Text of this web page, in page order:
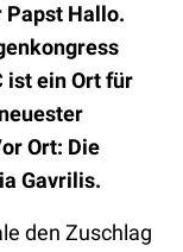
Papst Hallo.
ist ein Ort für
Ort: Die
Gavrilis.
den Zuschlag